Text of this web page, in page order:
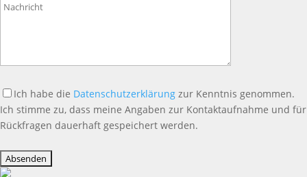
leer.
Ich habe die Datenschutzerklärung zur Kenntnis genommen.
Ich stimme zu, dass meine Angaben zur Kontaktaufnahme und für
Rückfragen dauerhaft gespeichert werden.
lasse
dieses